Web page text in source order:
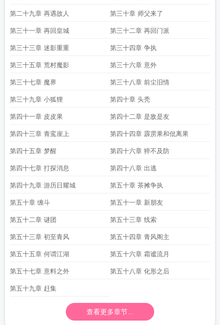
第二十九章 再遇故人 第三十章 师父来了
第三十一章 再回皇城 第三十二章 再回门派
第三十三章 迷影重重 第三十四章 争执
第三十五章 荒村魔影 第三十六章 意外
第三十七章 魔界 第三十八章 前尘旧情
第三十九章 小狐狸 第四十章 头秃
第四十一章 皮皮果 第四十二章 是敌是友
第四十三章 青鸾崖上 第四十四章 霹雳果和仳离果
第四十五章 梦醒 第四十六章 猝不及防
第四十七章 打探消息 第四十八章 出逃
第四十九章 游历日耀城 第五十章 茶摊争执
第五十章 缠斗 第五十一章 新朋友
第五十二章 谜团 第五十三章 线索
第五十三章 初至青风 第五十四章 青风阁主
第五十五章 何谓江湖 第五十六章 霜谧流月
第五十七章 意料之外 第五十八章 化形之后
第五十九章 赶集
查看更多章节...